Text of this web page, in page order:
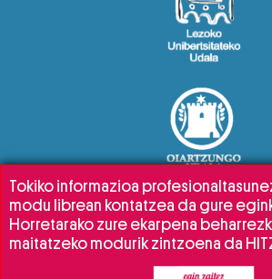
Tokiko informazioa
modu librean kontatzea da gure
Horretarako zure ekarpena
maitatzeko modurik zintzoena da